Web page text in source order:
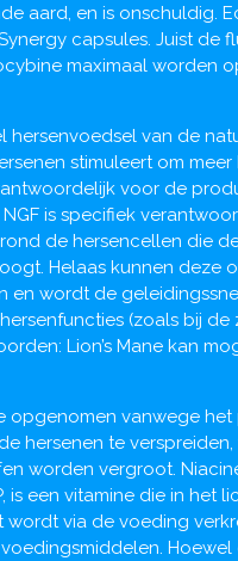
aard, en is onschuldig.
capsules. Juist de
maximaal worden
hersenvoedsel van de
stimuleert om
voor de
is specifiek
de hersencellen die
Helaas kunnen deze
en wordt de
(zoals bij de
Lion’s Mane kan
opgenomen vanwege
hersenen te
worden vergroot.
is een vitamine die in het
wordt via de voeding